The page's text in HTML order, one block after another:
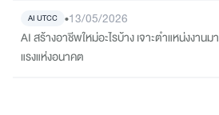
AI UTCC •13/05/2026
AI สร้างอาชีพใหม่อะไรบ้าง เจาะตำแหน่งงานมา
แรงแห่งอนาคต